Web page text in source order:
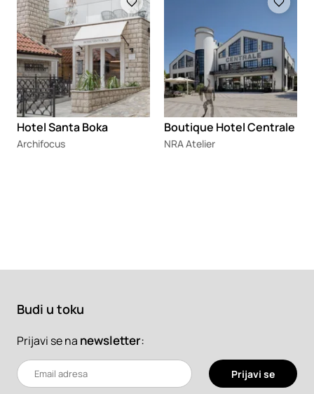
Hotel Santa Boka
Archifocus
Boutique Hotel Centrale
NRA Atelier
Budi u toku
Prijavi se na newsletter:
Prijavi se